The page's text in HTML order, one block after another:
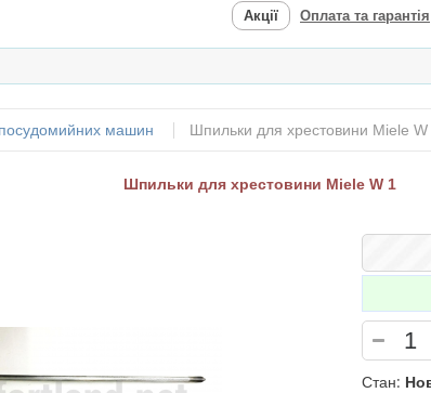
Акції Оплата та гарантія
машин Шпильки для хрестовини Miele W
Шпильки для хрестовини Miele W 1
Стан: